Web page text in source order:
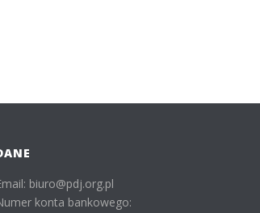
biuro@pdj.org.pl
konta bankowego: